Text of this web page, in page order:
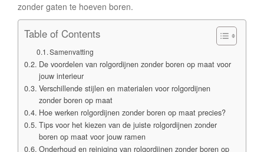
zonder gaten te hoeven boren.
Table of Contents
Samenvatting
De voordelen van rolgordijnen zonder boren op maat voor
jouw interieur
Verschillende stijlen en materialen voor rolgordijnen
zonder boren op maat
Hoe werken rolgordijnen zonder boren op maat precies?
Tips voor het kiezen van de juiste rolgordijnen zonder
boren op maat voor jouw ramen
Onderhoud en reiniging van rolgordijnen zonder boren op